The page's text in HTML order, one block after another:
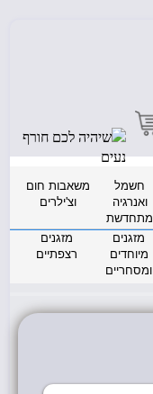
חשמל
ואנרגיה
מתחדשת
משאבות חום
וצ'ילרים
מזגנים
מיוחדים
ומסחריים
מזגנים
רצפתיים